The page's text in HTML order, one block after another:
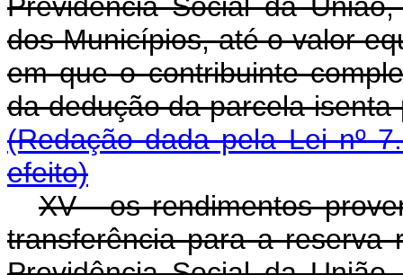
dos Municípios, até o valor
em que o contribuinte
da dedução da parcela
(Redação dada pela Lei nº
efeito)
XV - os rendimentos
transferência para a reserva